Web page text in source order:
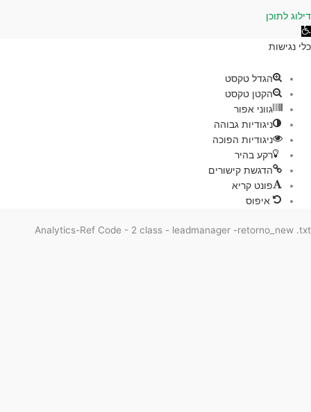
לתוכן
הגדל טקסט
הקטן טקסט
גווני אפור
ניגודיות גבוהה
ניגודיות הפוכה
רקע בהיר
הדגשת קישורים
פונט קריא
איפוס
Analytics-Ref Code - 2 class - leadmanager -